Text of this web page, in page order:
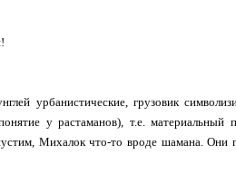
урбанистические, грузовик
у растаманов), т.е.
Михалок что-то вроде шамана.